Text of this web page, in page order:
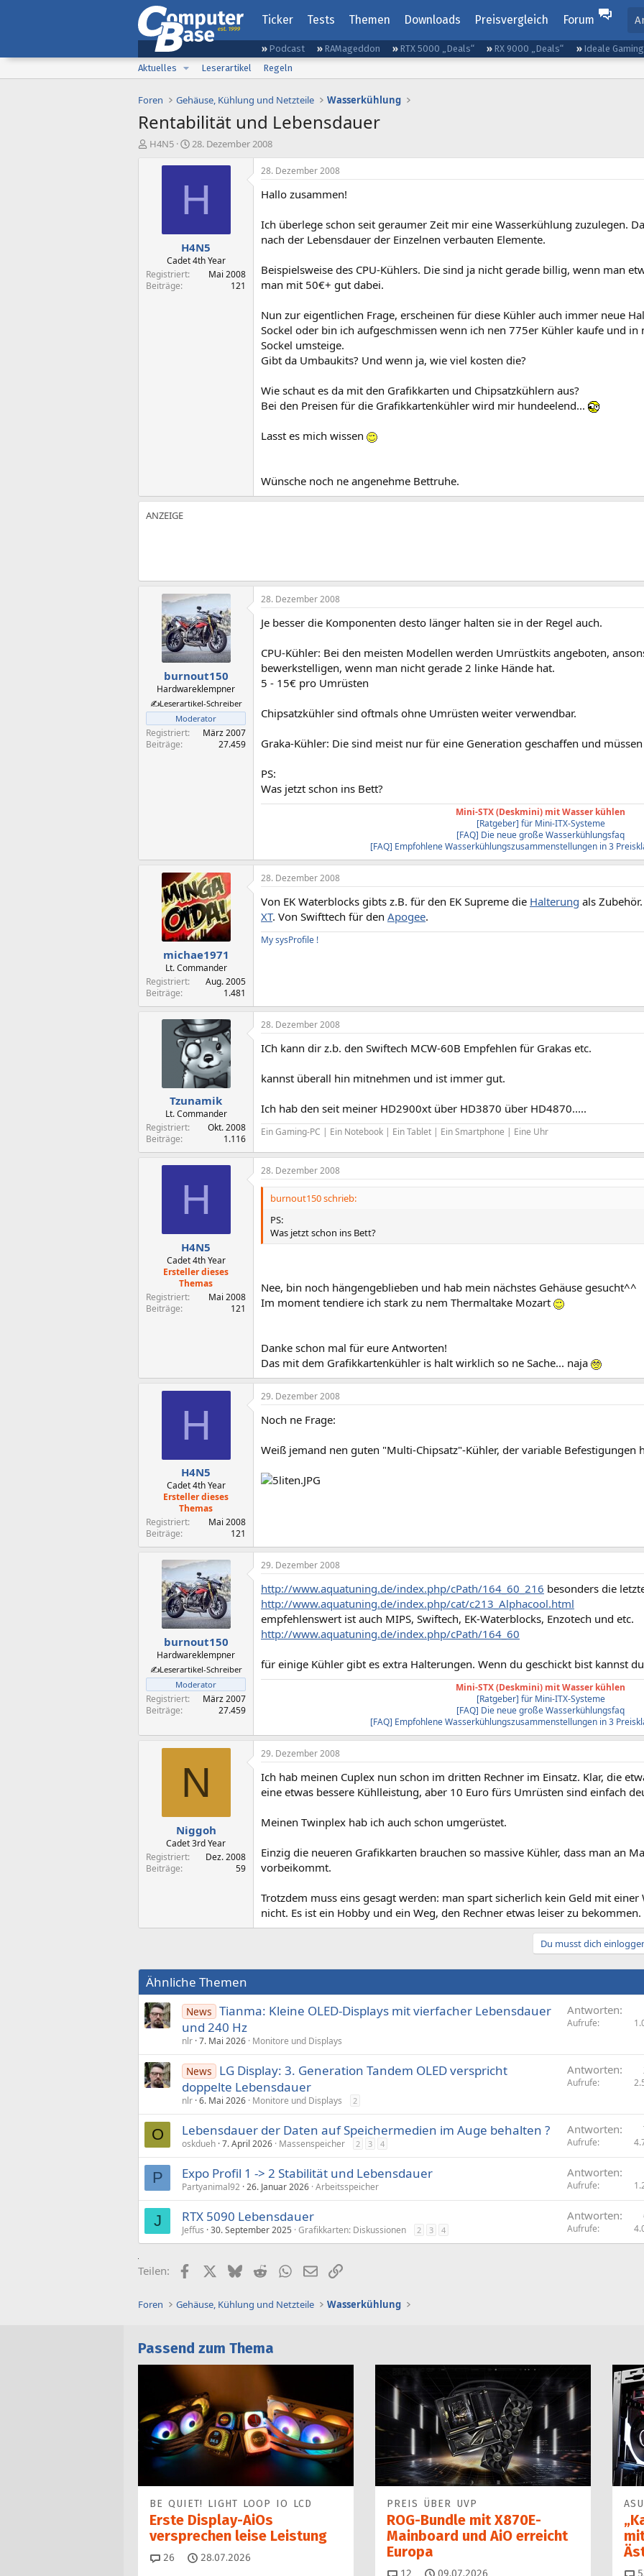
Ticker Tests Themen Downloads Preisvergleich Forum
Podcast RAMageddon RTX 5000 „Deals“ RX 9000 „Deals“ Ideale
Aktuelles
Leserartikel Regeln
Foren Gehäuse, Kühlung und Netzteile Wasserkühlung
Rentabilität und Lebensdauer
E
H4N5
E
s
e
t
a
m
28. Dezember 2008
H
H4N5
Cadet 4th Year
Registriert
Mai 2008
Beiträge
121
28. Dezember 2008
Hallo zusammen!
Ich überlege schon seit geraumer Zeit mir eine Wasserkühlung zuzulegen.
nach der Lebensdauer der Einzelnen verbauten Elemente.
Beispielsweise des CPU-Kühlers. Die sind ja nicht gerade billig, wenn man
man mit 50€+ gut dabei.
Nun zur eigentlichen Frage, erscheinen für diese Kühler auch immer neue
Sockel oder bin ich aufgeschmissen wenn ich nen 775er Kühler kaufe und in
Sockel umsteige.
Gibt da Umbaukits? Und wenn ja, wie viel kosten die?
Wie schaut es da mit den Grafikkarten und Chipsatzkühlern aus?
Bei den Preisen für die Grafikkartenkühler wird mir hundeelend...
Lasst es mich wissen
Wünsche noch ne angenehme Bettruhe.
burnout150
Hardwareklempner
✍️Leserartikel-Schreiber
Moderator
Registriert
März 2007
Beiträge
27.459
28. Dezember 2008
Je besser die Komponenten desto länger halten sie in der Regel auch.
CPU-Kühler: Bei den meisten Modellen werden Umrüstkits angeboten,
bewerkstelligen, wenn man nicht gerade 2 linke Hände hat.
5 - 15€ pro Umrüsten
Chipsatzkühler sind oftmals ohne Umrüsten weiter verwendbar.
Graka-Kühler: Die sind meist nur für eine Generation geschaffen und
PS:
Was jetzt schon ins Bett?
Mini-STX (Deskmini) mit Wasser kühlen
[Ratgeber] für Mini-ITX-Systeme
[FAQ] Die neue große Wasserkühlungsfaq
[FAQ] Empfohlene Wasserkühlungszusammenstellungen in 3
michae1971
Lt. Commander
Registriert
Aug. 2005
Beiträge
1.481
28. Dezember 2008
Von EK Waterblocks gibts z.B. für den EK Supreme die Halterung als
XT. Von Swifttech für den Apogee.
My sysProfile !
Tzunamik
Lt. Commander
Registriert
Okt. 2008
Beiträge
1.116
28. Dezember 2008
ICh kann dir z.b. den Swiftech MCW-60B Empfehlen für Grakas etc.
kannst überall hin mitnehmen und ist immer gut.
Ich hab den seit meiner HD2900xt über HD3870 über HD4870.....
Ein Gaming-PC | Ein Notebook | Ein Tablet | Ein Smartphone | Eine Uhr
H
H4N5
Cadet 4th Year
Ersteller dieses
Themas
Registriert
Mai 2008
Beiträge
121
28. Dezember 2008
burnout150 schrieb:
PS:
Was jetzt schon ins Bett?
Nee, bin noch hängengeblieben und hab mein nächstes Gehäuse gesucht^^
Im moment tendiere ich stark zu nem Thermaltake Mozart
Danke schon mal für eure Antworten!
Das mit dem Grafikkartenkühler is halt wirklich so ne Sache... naja
H
H4N5
Cadet 4th Year
Ersteller dieses
Themas
Registriert
Mai 2008
Beiträge
121
29. Dezember 2008
Noch ne Frage:
Weiß jemand nen guten "Multi-Chipsatz"-Kühler, der variable Befestigungen
burnout150
Hardwareklempner
✍️Leserartikel-Schreiber
Moderator
Registriert
März 2007
Beiträge
27.459
29. Dezember 2008
http://www.aquatuning.de/index.php/cPath/164_60_216 besonders die
http://www.aquatuning.de/index.php/cat/c213_Alphacool.html
empfehlenswert ist auch MIPS, Swiftech, EK-Waterblocks, Enzotech und etc.
http://www.aquatuning.de/index.php/cPath/164_60
für einige Kühler gibt es extra Halterungen. Wenn du geschickt bist kannst
Mini-STX (Deskmini) mit Wasser kühlen
[Ratgeber] für Mini-ITX-Systeme
[FAQ] Die neue große Wasserkühlungsfaq
[FAQ] Empfohlene Wasserkühlungszusammenstellungen in 3
N
Niggoh
Cadet 3rd Year
Registriert
Dez. 2008
Beiträge
59
29. Dezember 2008
Ich hab meinen Cuplex nun schon im dritten Rechner im Einsatz. Klar, die
eine etwas bessere Kühlleistung, aber 10 Euro fürs Umrüsten sind einfach
Meinen Twinplex hab ich auch schon umgerüstet.
Einzig die neueren Grafikkarten brauchen so massive Kühler, dass man an
vorbeikommt.
Trotzdem muss eins gesagt werden: man spart sicherlich kein Geld mit
nicht. Es ist ein Hobby und ein Weg, den Rechner etwas leiser zu bekommen.
Du musst dich
Ähnliche Themen
News Tianma: Kleine OLED-Displays mit vierfacher Lebensdauer
und 240 Hz
nlr 7. Mai 2026 Monitore und Displays
Antworten
Aufrufe
News
LG Display: 3. Generation Tandem OLED verspricht
doppelte Lebensdauer
nlr 6. Mai 2026 Monitore und Displays 2
Antworten
Aufrufe
O Lebensdauer der Daten auf Speichermedien im Auge behalten ?
oskdueh 7. April 2026 Massenspeicher 2 3 4
Antworten
Aufrufe
P Expo Profil 1 -> 2 Stabilität und Lebensdauer
Partyanimal92 26. Januar 2026 Arbeitsspeicher
Antworten
Aufrufe
J RTX 5090 Lebensdauer
Jeffus 30. September 2025 Grafikkarten: Diskussionen 2 3 4
Antworten
Aufrufe
Teilen: FacebookX (Twitter)
BlueskyRedditWhatsApp
E-MailLink
Foren Gehäuse, Kühlung und Netzteile Wasserkühlung
Passend zum Thema
BE QUIET! LIGHT LOOP IO LCD
Erste Display-AiOs
versprechen leise Leistung
26 Kommentare
28.07.2026
PREIS ÜBER UVP
ROG-Bundle mit X870E-
Mainboard und AiO erreicht
Europa
Kommentare